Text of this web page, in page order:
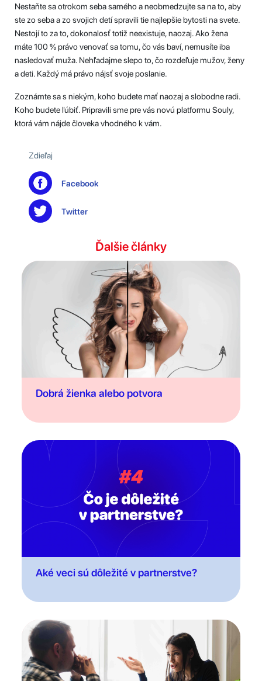
Nestaňte sa otrokom seba samého a neobmedzujte sa na to, aby
ste zo seba a zo svojich detí spravili tie najlepšie bytosti na svete.
Nestojí to za to, dokonalosť totiž neexistuje, naozaj. Ako žena
máte 100 % právo venovať sa tomu, čo vás baví, nemusíte iba
nasledovať muža. Nehľadajme slepo to, čo rozdeľuje mužov, ženy
a deti. Každý má právo nájsť svoje poslanie.
Zoznámte sa s niekým, koho budete mať naozaj a slobodne radi.
Koho budete ľúbiť. Pripravili sme pre vás novú platformu Souly,
ktorá vám nájde človeka vhodného k vám.
Zdieľaj
Facebook
Twitter
Ďalšie články
Dobrá žienka alebo potvora
Aké veci sú dôležité v partnerstve?